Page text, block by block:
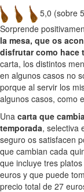
5,0 (sobre
Sorprende
la mesa, que os
disfrutar como hace
carta, los distintos
en algunos casos no
porque al servir los
algunos casos, como
Una carta que
temporada, selectiva
seguro os satisfacen
que cambian cada
que incluye tres
euros y que puede
precio total de 27